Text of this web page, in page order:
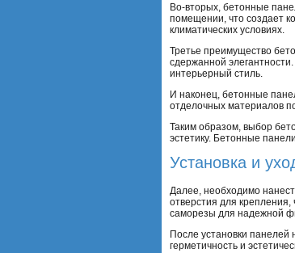
Во-вторых, бетонные
помещении, что создает
климатических условиях.
Третье преимущество
сдержанной
интерьерный стиль.
И наконец, бетонные
отделочных материалов
Таким образом, выбор
эстетику. Бетонные
Установка и
Далее, необходимо
отверстия для
саморезы для надежной
После установки
герметичность и